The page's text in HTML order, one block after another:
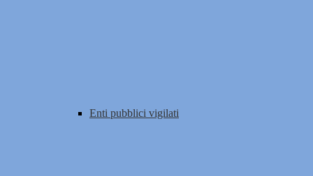
Enti pubblici vigilati